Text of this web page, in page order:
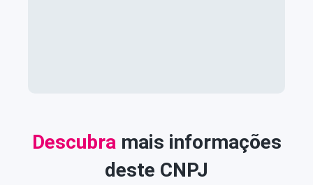
Descubra mais informações
deste CNPJ